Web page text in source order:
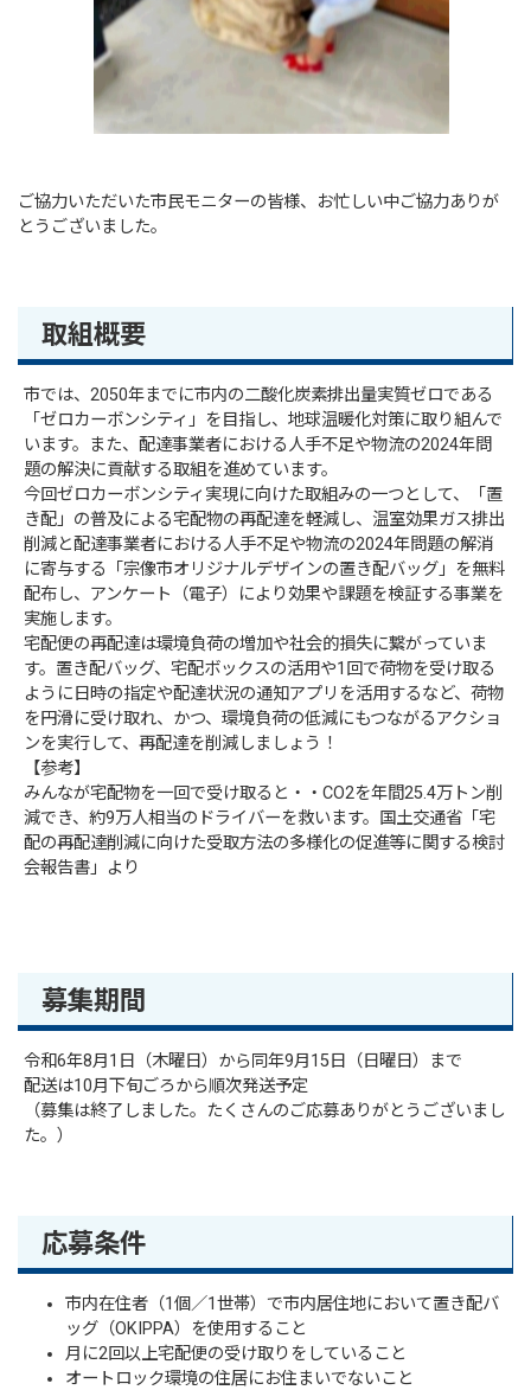
ご協力いただいた市民モニターの皆様、お忙しい中ご協力ありが
とうございました。
取組概要
市では、2050年までに市内の二酸化炭素排出量実質ゼロである
「ゼロカーボンシティ」を目指し、地球温暖化対策に取り組んで
います。また、配達事業者における人手不足や物流の2024年問
題の解決に貢献する取組を進めています。
今回ゼロカーボンシティ実現に向けた取組みの一つとして、「置
き配」の普及による宅配物の再配達を軽減し、温室効果ガス排出
削減と配達事業者における人手不足や物流の2024年問題の解消
に寄与する「宗像市オリジナルデザインの置き配バッグ」を無料
配布し、アンケート（電子）により効果や課題を検証する事業を
実施します。
宅配便の再配達は環境負荷の増加や社会的損失に繋がっていま
す。置き配バッグ、宅配ボックスの活用や1回で荷物を受け取る
ように日時の指定や配達状況の通知アプリを活用するなど、荷物
を円滑に受け取れ、かつ、環境負荷の低減にもつながるアクショ
ンを実行して、再配達を削減しましょう！
【参考】
みんなが宅配物を一回で受け取ると・・CO2を年間25.4万トン削
減でき、約9万人相当のドライバーを救います。国土交通省「宅
配の再配達削減に向けた受取方法の多様化の促進等に関する検討
会報告書」より
募集期間
令和6年8月1日（木曜日）から同年9月15日（日曜日）まで
配送は10月下旬ごろから順次発送予定
（募集は終了しました。たくさんのご応募ありがとうございまし
た。）
応募条件
市内在住者（1個／1世帯）で市内居住地において置き配バ
ッグ（OKIPPA）を使用すること
月に2回以上宅配便の受け取りをしていること
オートロック環境の住居にお住まいでないこと